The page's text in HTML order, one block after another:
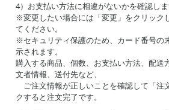
4）お支払い方法に相違がないかを確認しま
※変更したい場合には「変更」をクリック
てください。
※セキュリティ保護のため、カード番号の
示されます。
購入する商品、個数、お支払い方法、配送
文者情報、送付先など、
ご注文情報が正しいことを確認して「注
クすると注文完了です。